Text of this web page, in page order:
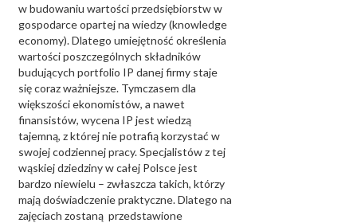
w budowaniu wartości przedsiębiorstw w
gospodarce opartej na wiedzy (knowledge
economy). Dlatego umiejętność określenia
wartości poszczególnych składników
budujących portfolio IP danej firmy staje
się coraz ważniejsze. Tymczasem dla
większości ekonomistów, a nawet
finansistów, wycena IP jest wiedzą
tajemną, z której nie potrafią korzystać w
swojej codziennej pracy. Specjalistów z tej
wąskiej dziedziny w całej Polsce jest
bardzo niewielu – zwłaszcza takich, którzy
mają doświadczenie praktyczne. Dlatego na
zajęciach zostaną przedstawione